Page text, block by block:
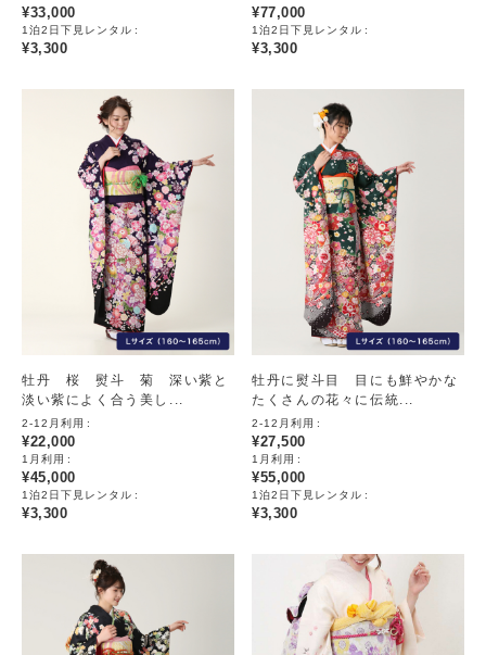
¥33,000
1泊2日下見レンタル
¥3,300
¥77,000
1泊2日下見レンタル
¥3,300
牡丹 桜 熨斗 菊 深い紫と
淡い紫によく合う美し...
2-12月利用
¥22,000
1月利用
¥45,000
1泊2日下見レンタル
¥3,300
牡丹に熨斗目 目にも鮮やかな
たくさんの花々に伝統...
2-12月利用
¥27,500
1月利用
¥55,000
1泊2日下見レンタル
¥3,300